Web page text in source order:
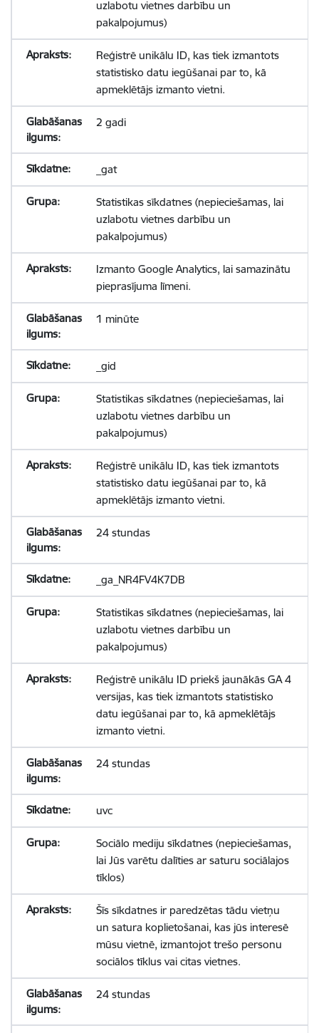
uzlabotu vietnes darbību un
pakalpojumus)
Reģistrē unikālu ID, kas tiek izmantots
statistisko datu iegūšanai par to, kā
apmeklētājs izmanto vietni.
2 gadi
_gat
Statistikas sīkdatnes (nepieciešamas, lai
uzlabotu vietnes darbību un
pakalpojumus)
Izmanto Google Analytics, lai samazinātu
pieprasījuma līmeni.
1 minūte
_gid
Statistikas sīkdatnes (nepieciešamas, lai
uzlabotu vietnes darbību un
pakalpojumus)
Reģistrē unikālu ID, kas tiek izmantots
statistisko datu iegūšanai par to, kā
apmeklētājs izmanto vietni.
24 stundas
_ga_NR4FV4K7DB
Statistikas sīkdatnes (nepieciešamas, lai
uzlabotu vietnes darbību un
pakalpojumus)
Reģistrē unikālu ID priekš jaunākās GA 4
versijas, kas tiek izmantots statistisko
datu iegūšanai par to, kā apmeklētājs
izmanto vietni.
24 stundas
uvc
Sociālo mediju sīkdatnes (nepieciešamas,
lai Jūs varētu dalīties ar saturu sociālajos
tīklos)
Šīs sīkdatnes ir paredzētas tādu vietņu
un satura koplietošanai, kas jūs interesē
mūsu vietnē, izmantojot trešo personu
sociālos tīklus vai citas vietnes.
24 stundas